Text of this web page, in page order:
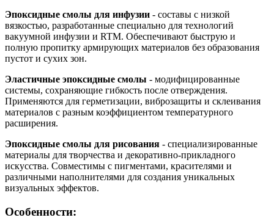
Эпоксидные смолы для инфузии - составы с низкой
вязкостью, разработанные специально для технологий
вакуумной инфузии и RTM. Обеспечивают быструю и
полную пропитку армирующих материалов без образования
пустот и сухих зон.
Эластичные эпоксидные смолы - модифицированные
системы, сохраняющие гибкость после отверждения.
Применяются для герметизации, виброзащиты и склеивания
материалов с разным коэффициентом температурного
расширения.
Эпоксидные смолы для рисования - специализированные
материалы для творчества и декоративно-прикладного
искусства. Совместимы с пигментами, красителями и
различными наполнителями для создания уникальных
визуальных эффектов.
Особенности: